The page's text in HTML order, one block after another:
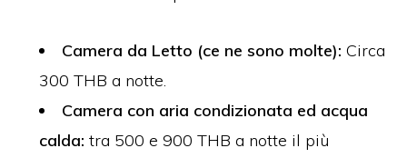
Camera da Letto (ce ne sono molte): Circa
300 THB a notte.
Camera con aria condizionata ed acqua
calda: tra 500 e 900 THB a notte il più